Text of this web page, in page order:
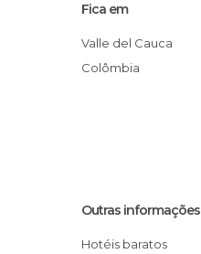
Fica em
Valle del Cauca
Colômbia
Outras informações
Hotéis baratos